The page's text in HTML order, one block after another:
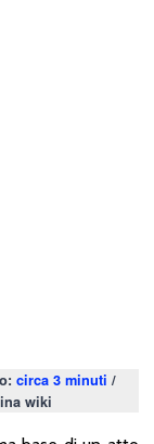
circa 3 minuti /
wiki